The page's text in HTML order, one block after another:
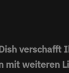
verschafft
mit weiteren